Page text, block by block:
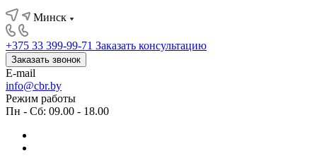
Минск
+375 33 399-99-71 Заказать консультацию
Заказать звонок
E-mail
info@cbr.by
Режим работы
Пн - Сб: 09.00 - 18.00